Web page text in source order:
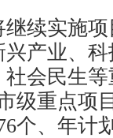
续实施项
产业、
会民生
级重点项
个、年计